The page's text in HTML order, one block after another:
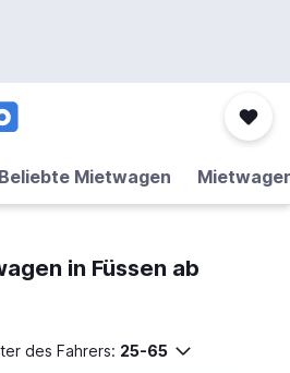
Beliebte Mietwagen
in Füssen ab
des Fahrers: 25-65